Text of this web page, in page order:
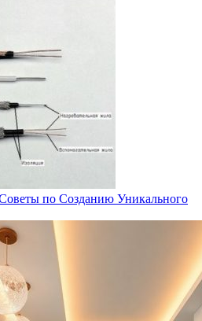
по Созданию Уникального